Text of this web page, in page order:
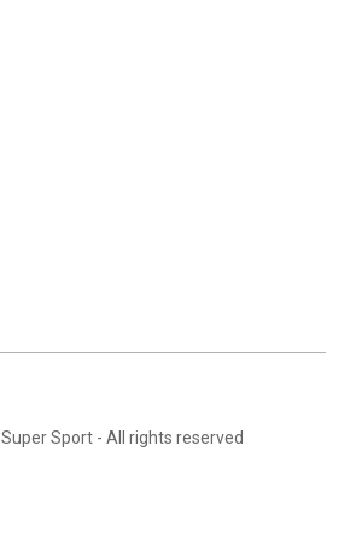
Super Sport- All rights reserved